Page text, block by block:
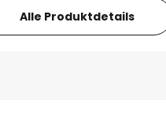
Alle Produktdetails